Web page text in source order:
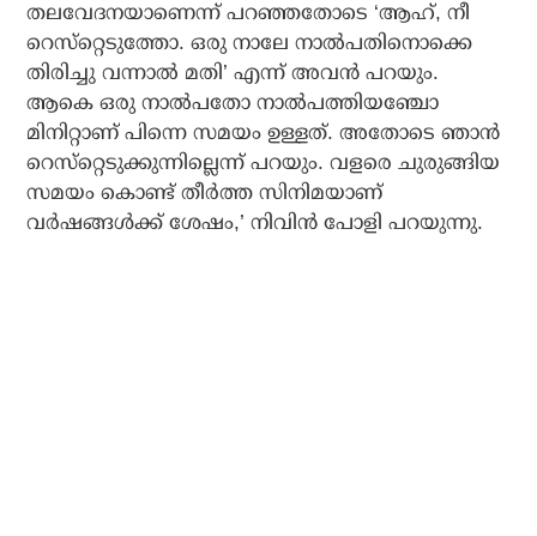
തലവേദനയാണെന്ന് പറഞ്ഞതോടെ ‘ആഹ്, നീ
റെസ്‌റ്റെടുത്തോ. ഒരു നാലേ നാല്‍പതിനൊക്കെ
തിരിച്ചു വന്നാല്‍ മതി’ എന്ന് അവന്‍ പറയും.
ആകെ ഒരു നാല്‍പതോ നാല്‍പത്തിയഞ്ചോ
മിനിറ്റാണ് പിന്നെ സമയം ഉള്ളത്. അതോടെ ഞാന്‍
റെസ്‌റ്റെടുക്കുന്നില്ലെന്ന് പറയും. വളരെ ചുരുങ്ങിയ
സമയം കൊണ്ട് തീര്‍ത്ത സിനിമയാണ്
വര്‍ഷങ്ങള്‍ക്ക് ശേഷം,’ നിവിന്‍ പോളി പറയുന്നു.